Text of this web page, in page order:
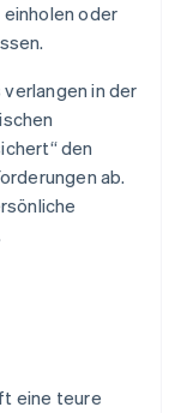
oder
verlangen in der
den
ab.
eine teure